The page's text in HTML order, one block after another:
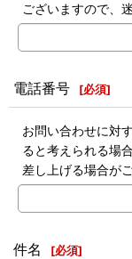
ございますので、
電話番号 [必須]
お問い合わせに対
ると考えられる場
差し上げる場合が
件名 [必須]